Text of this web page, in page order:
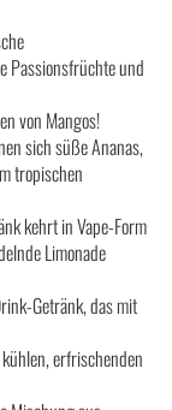
Passionsfrüchte und
von Mangos!
sich süße Ananas,
tropischen
kehrt in Vape-Form
Limonade
Getränk, das mit
erfrischenden